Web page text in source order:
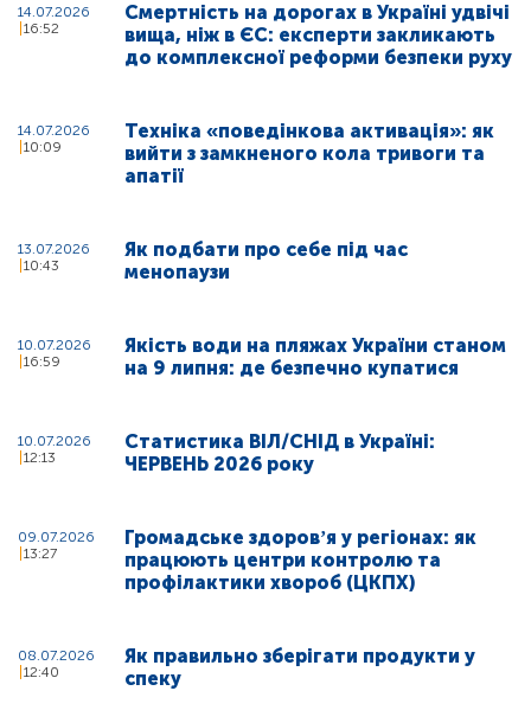
14.07.2026
16:52
Смертність на дорогах в Україні удвічі
вища, ніж в ЄС: експерти закликають
до комплексної реформи безпеки руху
14.07.2026
10:09
Техніка «поведінкова активація»: як
вийти з замкненого кола тривоги та
апатії
13.07.2026
10:43
Як подбати про себе під час
менопаузи
10.07.2026
16:59
Якість води на пляжах України станом
на 9 липня: де безпечно купатися
10.07.2026
12:13
Статистика ВІЛ/СНІД в Україні:
ЧЕРВЕНЬ 2026 року
09.07.2026
13:27
Громадське здоровʼя у регіонах: як
працюють центри контролю та
профілактики хвороб (ЦКПХ)
08.07.2026
12:40
Як правильно зберігати продукти у
спеку